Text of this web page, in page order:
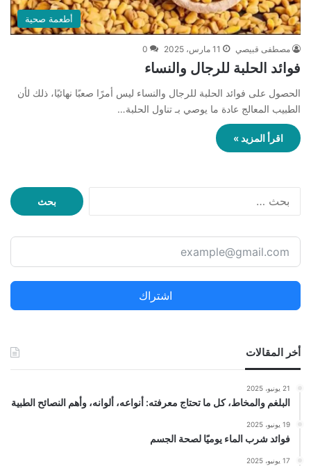
أطعمة صحية
مصطفى قبيصي 11 مارس، 2025 0
فوائد الحلبة للرجال والنساء
الحصول على فوائد الحلبة للرجال والنساء ليس أمرًا صعبًا نهائيًا، ذلك لأن
الطبيب المعالج عادة ما يوصي بـ تناول الحلبة…
اقرأ المزيد »
ح
ع
ن
اشتراك
أخر المقالات
21 يونيو، 2025
البلغم والمخاط، كل ما تحتاج معرفته: أنواعه، ألوانه، وأهم النصائح الطبية
19 يونيو، 2025
فوائد شرب الماء يوميًا لصحة الجسم
17 يونيو، 2025